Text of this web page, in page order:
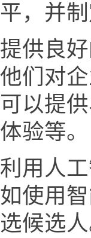
平，并
提供良
他们对
可以提
体验等。
利用人
如使用
选候选人